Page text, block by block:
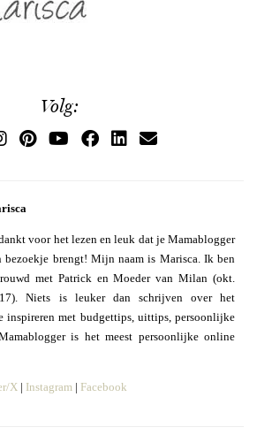
Volg:
voor het lezen en leuk dat je Mamablogger
bezoekje brengt! Mijn naam is Marisca. Ik ben
met Patrick en Moeder van Milan (okt.
Niets is leuker dan schrijven over het
inspireren met budgettips, uittips, persoonlijke
is het meest persoonlijke online
X | Instagram | Facebook